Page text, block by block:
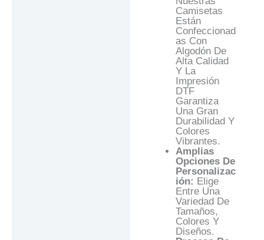
Camisetas
Están
Confeccionad
As Con
Algodón De
Alta Calidad
Y La
Impresión
DTF
Garantiza
Una Gran
Durabilidad Y
Colores
Vibrantes.
Amplias
Opciones De
Personalizac
Ión: Elige
Entre Una
Variedad De
Tamaños,
Colores Y
Diseños.